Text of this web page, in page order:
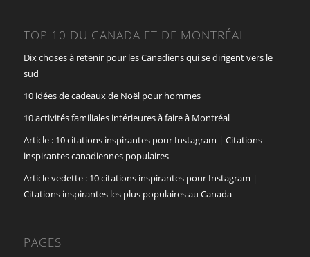
TOP 10 DU CANADA ET DE MONTRÉAL
Dix choses à retenir pour les Canadiens qui se dirigent vers le
sud
10 idées de cadeaux de Noël pour hommes
10 activités familiales intérieures à faire à Montréal
Article : 10 citations inspirantes pour Instagram | Citations
inspirantes canadiennes populaires
Article vedette : 10 citations inspirantes pour Instagram |
Citations inspirantes les plus populaires au Canada
PAGES